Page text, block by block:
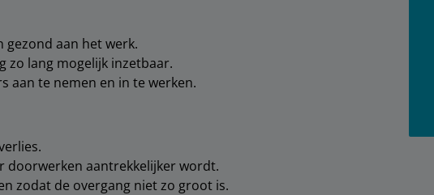
aan het werk.
zo lang mogelijk inzetbaar.
aan te nemen en in te werken.
doorwerken aantrekkelijker wordt.
zodat de overgang niet zo groot is.